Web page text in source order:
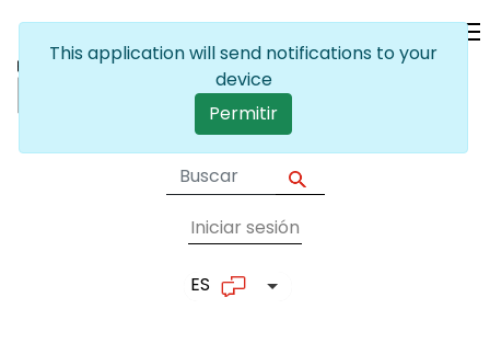
User account
Iniciar sesión
ES Lista adicional de
This application will send notifications to your
device
Permitir